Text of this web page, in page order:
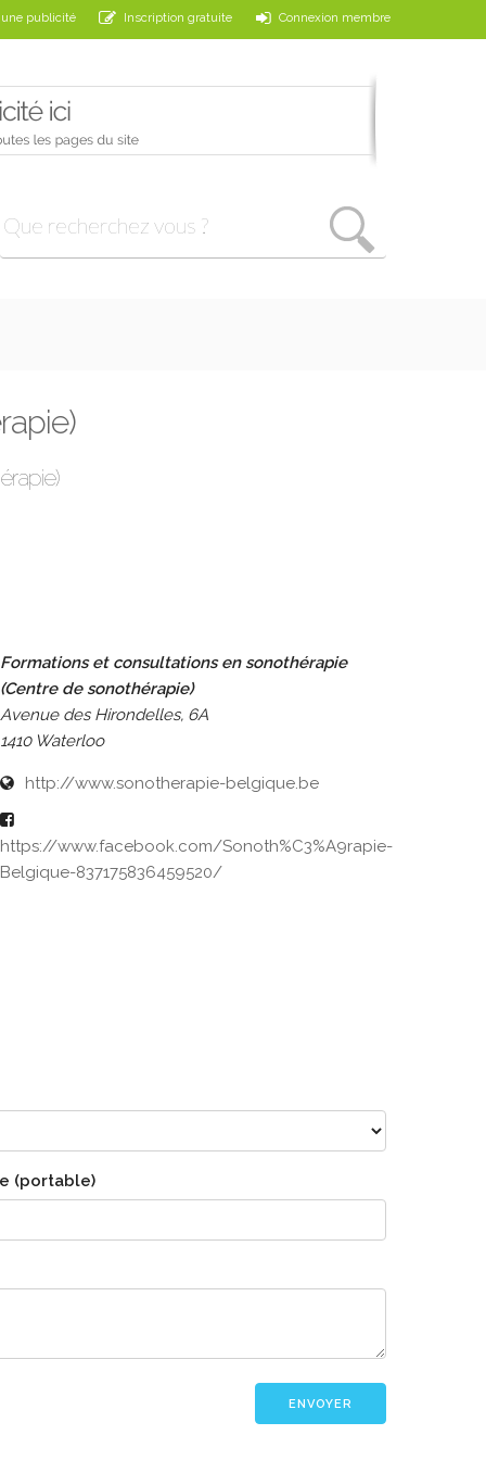
publicité Inscription gratuite Connexion membre
Formations et consultations en sonothérapie
(Centre de sonothérapie)
Avenue des Hirondelles, 6A
1410 Waterloo
http://www.sonotherapie-belgique.be
https://www.facebook.com/Sonoth%C3%A9rapie-
Belgique-837175836459520/
(portable)